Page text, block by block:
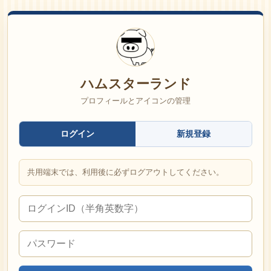
ハムスターランド
プロフィールとアイコンの管理
ログイン 新規登録
共用端末では、利用後に必ずログアウトしてください。